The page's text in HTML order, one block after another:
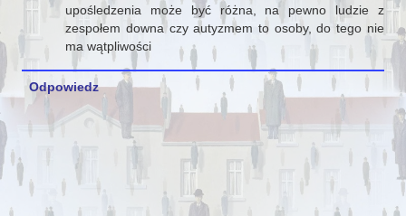
upośledzenia może być różna, na pewno ludzie z
zespołem downa czy autyzmem to osoby, do tego nie
ma wątpliwości
Odpowiedz